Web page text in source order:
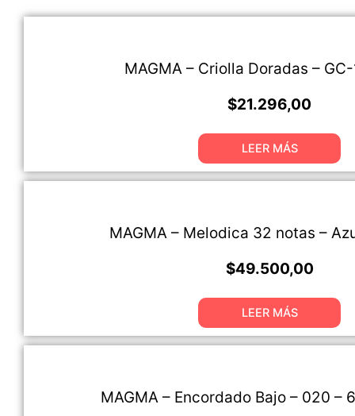
MAGMA – Criolla Doradas –
$21.296,00
LEER MÁS
MAGMA – Melodica 32 notas –
$49.500,00
LEER MÁS
MAGMA – Encordado Bajo – 020 –